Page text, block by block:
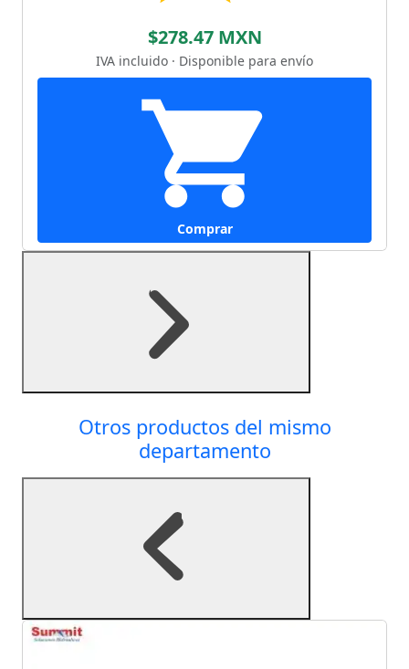
$278.47 MXN
IVA incluido · Disponible para envío
Comprar
Otros productos del mismo
departamento